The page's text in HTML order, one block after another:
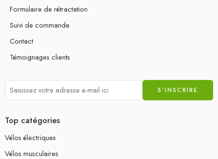
Formulaire de rétractation
Suivi de commande
Contact
Témoignages clients
Top catégories
Vélos électriques
Vélos musculaires